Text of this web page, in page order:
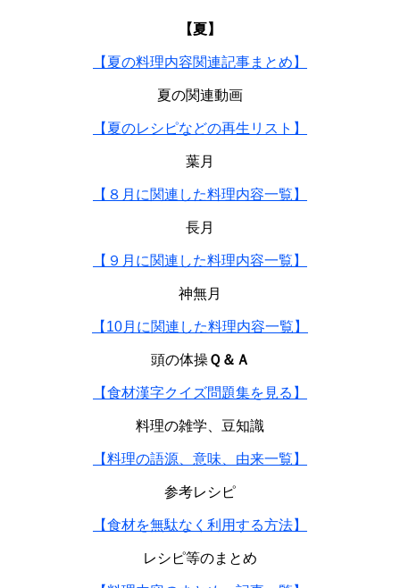
【夏】
【夏の料理内容関連記事まとめ】
夏の関連動画
【夏のレシピなどの再生リスト】
葉月
【８月に関連した料理内容一覧】
長月
【９月に関連した料理内容一覧】
神無月
【10月に関連した料理内容一覧】
頭の体操Ｑ＆Ａ
【食材漢字クイズ問題集を見る】
料理の雑学、豆知識
【料理の語源、意味、由来一覧】
参考レシピ
【食材を無駄なく利用する方法】
レシピ等のまとめ